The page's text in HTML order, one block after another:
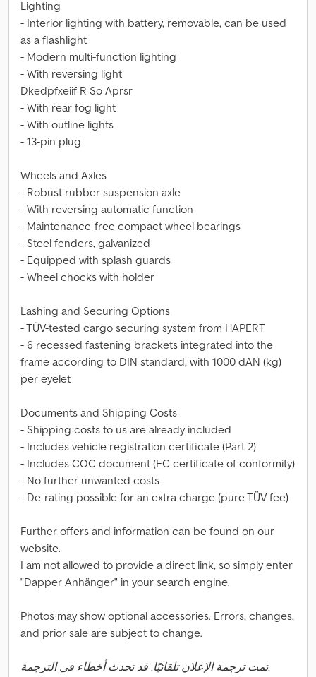
Lighting
- Interior lighting with battery, removable, can be used
as a flashlight
- Modern multi-function lighting
- With reversing light
Dkedpfxeiif R So Aprsr
- With rear fog light
- With outline lights
- 13-pin plug
Wheels and Axles
- Robust rubber suspension axle
- With reversing automatic function
- Maintenance-free compact wheel bearings
- Steel fenders, galvanized
- Equipped with splash guards
- Wheel chocks with holder
Lashing and Securing Options
- TÜV-tested cargo securing system from HAPERT
- 6 recessed fastening brackets integrated into the
frame according to DIN standard, with 1000 dAN (kg)
per eyelet
Documents and Shipping Costs
- Shipping costs to us are already included
- Includes vehicle registration certificate (Part 2)
- Includes COC document (EC certificate of conformity)
- No further unwanted costs
- De-rating possible for an extra charge (pure TÜV fee)
Further offers and information can be found on our
website.
I am not allowed to provide a direct link, so simply enter
"Dapper Anhänger" in your search engine.
Photos may show optional accessories. Errors, changes,
and prior sale are subject to change.
تمت ترجمة الإعلان تلقائيًا. قد تحدث أخطاء في الترجمة.